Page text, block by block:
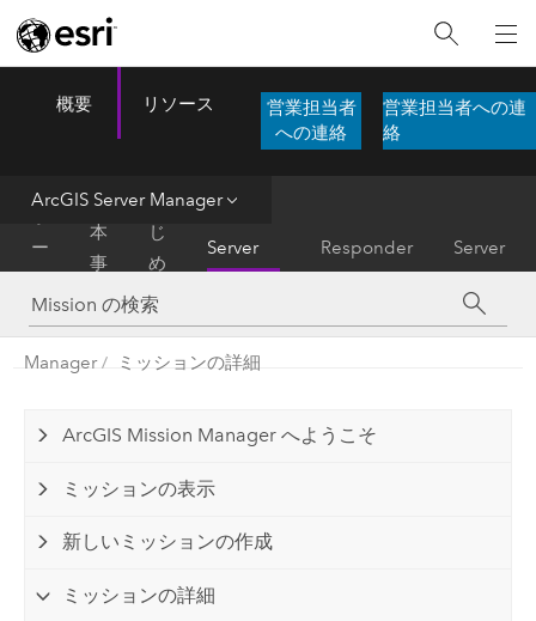
ArcGIS Mission
概要 リソース
営業担当者
への連絡
営業担当者への連
絡
ArcGIS Server Manager
ー
ム
基
本
事
は
じ
め
に
Server
Manager
Responder Server
Manager ミッションの詳細
ArcGIS Mission Manager へようこそ
ミッションの表示
新しいミッションの作成
ミッションの詳細